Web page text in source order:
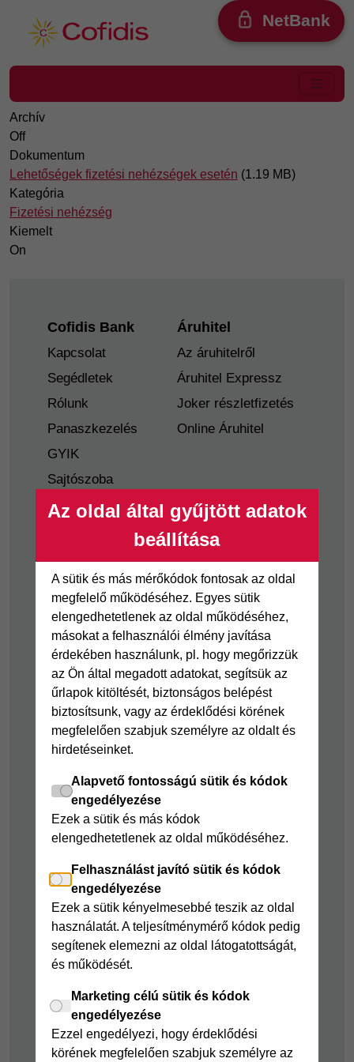
NetBank
Archív
Off
Dokumentum
Lehetőségek fizetési nehézségek esetén (1.19 MB)
Kategória
Fizetési nehézség
Kiemelt
On
Az oldal által gyűjtött adatok
beállítása
A sütik és más mérőkódok fontosak az oldal
megfelelő működéséhez. Egyes sütik
elengedhetetlenek az oldal működéséhez,
másokat a felhasználói élmény javítása
érdekében használunk, pl. hogy megőrizzük
az Ön által megadott adatokat, segítsük az
űrlapok kitöltését, biztonságos belépést
biztosítsunk, vagy az érdeklődési körének
megfelelően szabjuk személyre az oldalt és
hirdetéseinket.
Alapvető fontosságú sütik és kódok
engedélyezése
Ezek a sütik és más kódok
elengedhetetlenek az oldal működéséhez.
Felhasználást javító sütik és kódok
engedélyezése
Ezek a sütik kényelmesebbé teszik az oldal
használatát. A teljesítménymérő kódok pedig
segítenek elemezni az oldal látogatottságát,
és működését.
Marketing célú sütik és kódok
engedélyezése
Ezzel engedélyezi, hogy érdeklődési
körének megfelelően szabjuk személyre az
Footer
Cofidis Bank
Kapcsolat
Segédletek
Rólunk
Panaszkezelés
GYIK
Sajtószoba
Nyilvánosságra
Visszaélés-bejelentés
Tájékoztató
fogyatékkal élő
ügyfelek részére
Áruhitel
Az áruhitelről
Áruhitel Expressz
Joker részletfizetés
Online Áruhitel
Hitelkártya
Cofidis Hitelkártya
Joker részletfizetés
Áruhitel Expressz
Mindig Kéznél
kölcsön
Személyikölcsön
Cofidis személyi
kölcsön
Cofidis Bank
Mindig Kéznél
kölcsön
Takarékszámla
Pénzügyi Navigátor
Cofidis Bank a
Zöldebb Környezetért
Cofidis Bank a
Zöldebb Jövőért
Biztonságos
pénzügyek